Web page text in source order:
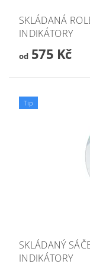
SKLÁDANÁ
INDIKÁTORY
od575 Kč
Tip
SKLÁDANÝ
INDIKÁTORY